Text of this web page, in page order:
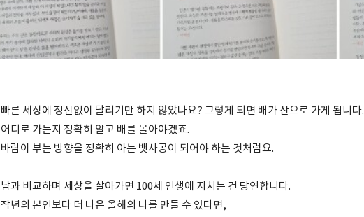
빠른 세상에 정신없이 달리기만 하지 않았나요? 그렇게 되면 배가 산으로 가게 됩니다.
어디로 가는지 정확히 알고 배를 몰아야겠죠.
바람이 부는 방향을 정확히 아는 뱃사공이 되어야 하는 것처럼요.
남과 비교하며 세상을 살아가면 100세 인생에 지치는 건 당연합니다.
작년의 본인보다 더 나은 올해의 나를 만들 수 있다면,